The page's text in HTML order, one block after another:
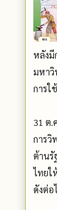
หลังมี
มหาวิ
การใ
31 ต.
การวิ
ต้านรั
ไทยใ
ดังต่อ